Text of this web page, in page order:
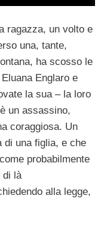
ragazza, un volto e
una, tante,
ha scosso le
Englaro e
la sua – la loro
un assassino,
coraggiosa. Un
di una figlia, e che
probabilmente
di là
alla legge,